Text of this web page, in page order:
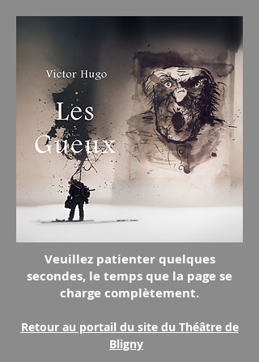
Veuillez patienter quelques
secondes, le temps que la page se
charge complètement.
Retour au portail du site du Théâtre de
Bligny